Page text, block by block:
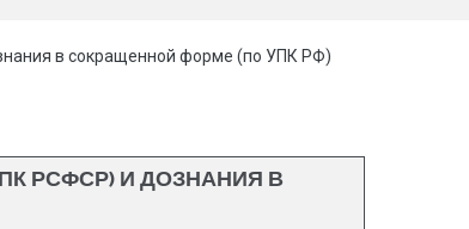
в сокращенной форме (по УПК РФ)
РСФСР) И ДОЗНАНИЯ В